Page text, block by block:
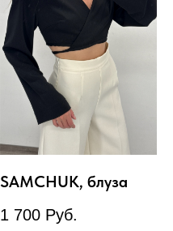
SAMCHUK, блуза
1 700 Руб.